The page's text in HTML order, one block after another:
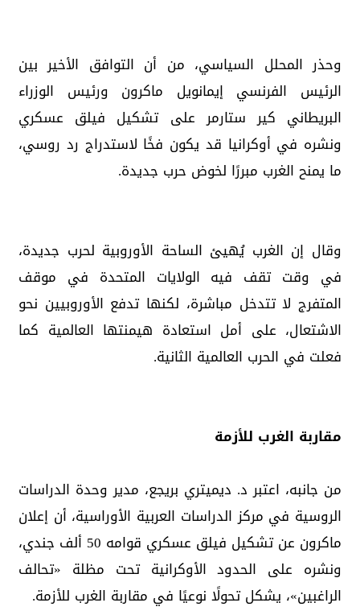
وحذر المحلل السياسي، من أن التوافق الأخير بين
الرئيس الفرنسي إيمانويل ماكرون ورئيس الوزراء
البريطاني كير ستارمر على تشكيل فيلق عسكري
ونشره في أوكرانيا قد يكون فخًا لاستدراج رد روسي،
ما يمنح الغرب مبررًا لخوض حرب جديدة.
وقال إن الغرب يُهيئ الساحة الأوروبية لحرب جديدة،
في وقت تقف فيه الولايات المتحدة في موقف
المتفرج لا تتدخل مباشرة، لكنها تدفع الأوروبيين نحو
الاشتعال، على أمل استعادة هيمنتها العالمية كما
فعلت في الحرب العالمية الثانية.
مقاربة الغرب للأزمة
من جانبه، اعتبر د. ديميتري بريجع، مدير وحدة الدراسات
الروسية في مركز الدراسات العربية الأوراسية، أن إعلان
ماكرون عن تشكيل فيلق عسكري قوامه 50 ألف جندي،
ونشره على الحدود الأوكرانية تحت مظلة «تحالف
الراغبين»، يشكل تحولًا نوعيًا في مقاربة الغرب للأزمة.